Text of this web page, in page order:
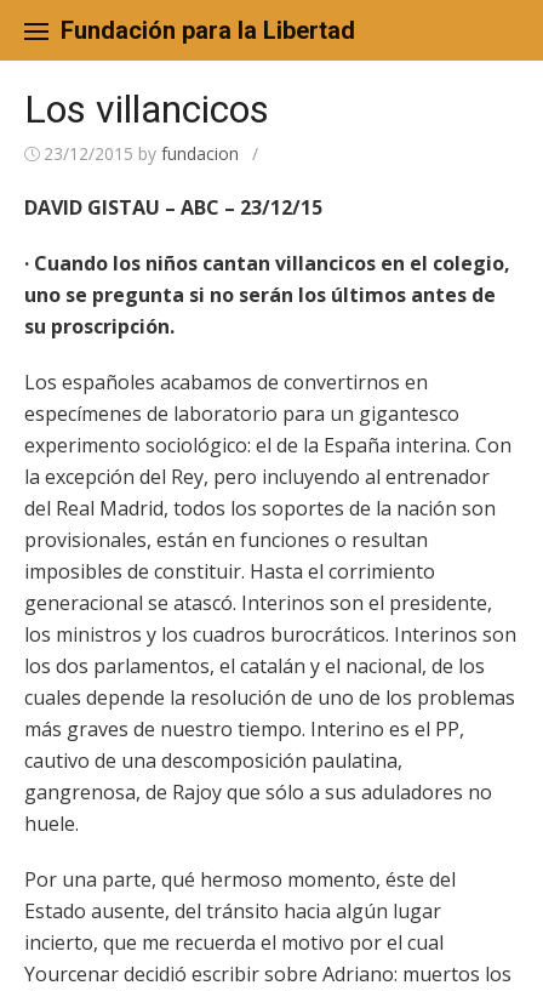
content
Fundación para la Libertad
Los villancicos
23/12/2015 by fundacion /
DAVID GISTAU – ABC – 23/12/15
· Cuando los niños cantan villancicos en el colegio,
uno se pregunta si no serán los últimos antes de
su proscripción.
Los españoles acabamos de convertirnos en
especímenes de laboratorio para un gigantesco
experimento sociológico: el de la España interina. Con
la excepción del Rey, pero incluyendo al entrenador
del Real Madrid, todos los soportes de la nación son
provisionales, están en funciones o resultan
imposibles de constituir. Hasta el corrimiento
generacional se atascó. Interinos son el presidente,
los ministros y los cuadros burocráticos. Interinos son
los dos parlamentos, el catalán y el nacional, de los
cuales depende la resolución de uno de los problemas
más graves de nuestro tiempo. Interino es el PP,
cautivo de una descomposición paulatina,
gangrenosa, de Rajoy que sólo a sus aduladores no
huele.
Por una parte, qué hermoso momento, éste del
Estado ausente, del tránsito hacia algún lugar
incierto, que me recuerda el motivo por el cual
Yourcenar decidió escribir sobre Adriano: muertos los